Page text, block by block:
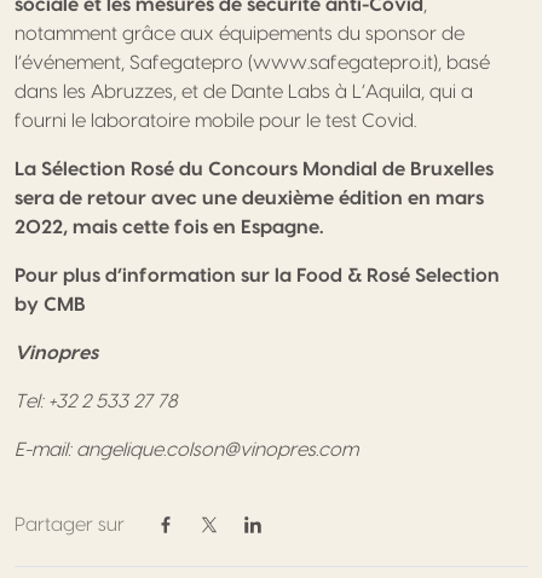
sociale et les mesures de sécurité anti-Covid
notamment grâce aux équipements du sponsor de
l’événement, Safegatepro (www.safegatepro.it), basé
dans les Abruzzes, et de Dante Labs à L’Aquila, qui a
fourni le laboratoire mobile pour le test Covid.
La Sélection Rosé du Concours Mondial de Bruxelles
sera de retour avec une deuxième édition en mars
2022, mais cette fois en Espagne.
Pour plus d’information sur la Food & Rosé Selection
by CMB
Vinopres
Tel: +32 2 533 27 78
E-mail: angelique.colson@vinopres.com
Partager sur
Partager sur Facebook
Partager sur Twitter / X
Partager sur Linkedin